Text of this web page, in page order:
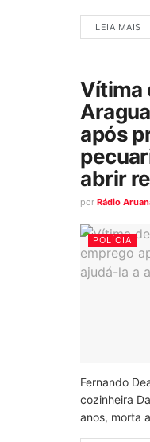
LEIA MAIS
Vítima
após
abrir
por Rádio
POLÍCIA
Fernando
cozinheira
anos, morta